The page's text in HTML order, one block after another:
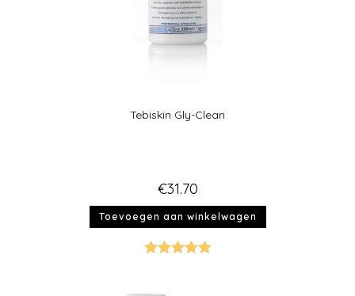
Tebiskin Gly-Clean
€31.70
Toevoegen aan winkelwagen